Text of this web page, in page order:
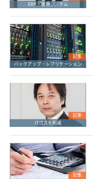
ERP・基幹システム
記事
バックアップ・レプリケーション
記事
ITコスト削減
記事